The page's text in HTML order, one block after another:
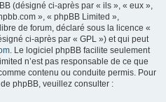
(désigné ci-après par « ils », « eux »,
», « phpBB Limited »,
de forum, déclaré sous la licence «
ci-après par « GPL ») et qui peut
. Le logiciel phpBB facilite seulement
n’est pas responsable de ce que
contenu ou conduite permis. Pour
phpBB, veuillez consulter :